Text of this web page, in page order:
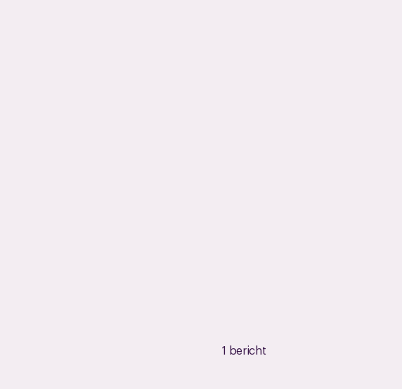
1 bericht